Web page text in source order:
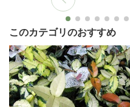
このカテゴリのおすすめ